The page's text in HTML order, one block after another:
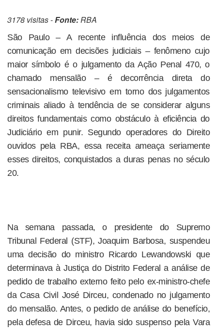
3178 visitas -Fonte: RBA
São Paulo – A recente influência dos meios de
comunicação em decisões judiciais – fenômeno cujo
maior símbolo é o julgamento da Ação Penal 470, o
chamado mensalão – é decorrência direta do
sensacionalismo televisivo em torno dos julgamentos
criminais aliado à tendência de se considerar alguns
direitos fundamentais como obstáculo à eficiência do
Judiciário em punir. Segundo operadores do Direito
ouvidos pela RBA, essa receita ameaça seriamente
esses direitos, conquistados a duras penas no século
20.
Na semana passada, o presidente do Supremo
Tribunal Federal (STF), Joaquim Barbosa, suspendeu
uma decisão do ministro Ricardo Lewandowski que
determinava à Justiça do Distrito Federal a análise de
pedido de trabalho externo feito pelo ex-ministro-chefe
da Casa Civil José Dirceu, condenado no julgamento
do mensalão. Antes, o pedido de análise do benefício,
pela defesa de Dirceu, havia sido suspenso pela Vara